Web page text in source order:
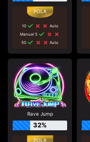
10
Auto
Manual 5
50
Auto
Rave Jump
32%